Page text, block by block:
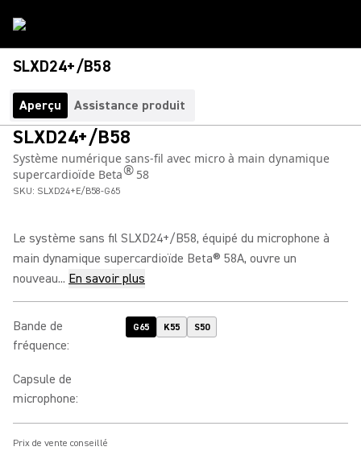
SLXD24+/B58
Aperçu Assistance produit
SLXD24+/B58
Système numérique sans-fil avec micro à main dynamique
supercardioïde Beta®58
SKU: SLXD24+E/B58-G65
Le système sans fil SLXD24+/B58, équipé du microphone à
main dynamique supercardioïde Beta® 58A, ouvre un
nouveau... En savoir plus
Bande de
fréquence:
G65 K55 S50
Capsule de
microphone:
Prix de vente conseillé